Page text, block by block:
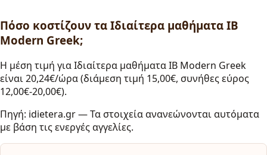
Πόσο κοστίζουν τα Ιδιαίτερα μαθήματα IB
Modern Greek;
Η μέση τιμή για Ιδιαίτερα μαθήματα IB Modern Greek
είναι 20,24€/ώρα (διάμεση τιμή 15,00€, συνήθες εύρος
12,00€-20,00€).
Πηγή: idietera.gr — Τα στοιχεία ανανεώνονται αυτόματα
με βάση τις ενεργές αγγελίες.